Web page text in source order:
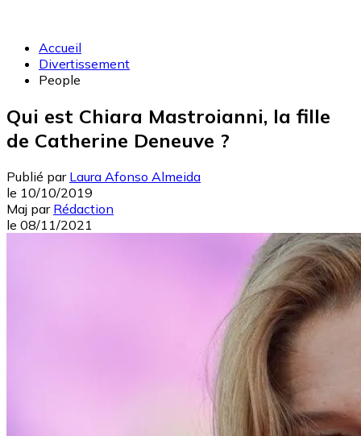
Accueil
Divertissement
People
Qui est Chiara Mastroianni, la fille
de Catherine Deneuve ?
Publié par Laura Afonso Almeida
le 10/10/2019
Maj par Rédaction
le 08/11/2021